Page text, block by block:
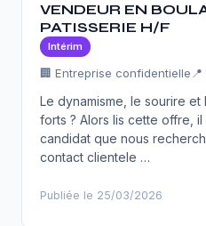
VENDEUR EN
PATISSERIE H/F
Intérim
🏢 Entreprise confidentielle
Le dynamisme, le sourire
forts ? Alors lis cette offre,
candidat que nous
contact clientele …
Publiée le 25/03/2026